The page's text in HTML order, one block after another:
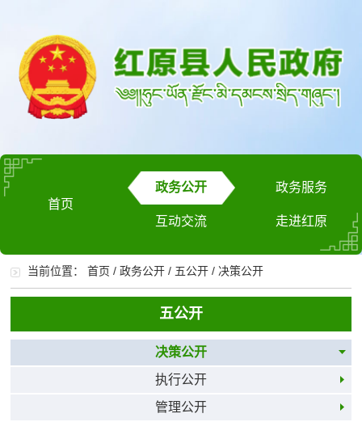
首页
政务公开 政务服务
互动交流 走进红原
当前位置：首页 /政务公开 / 五公开 / 决策公开
五公开
决策公开
执行公开
管理公开